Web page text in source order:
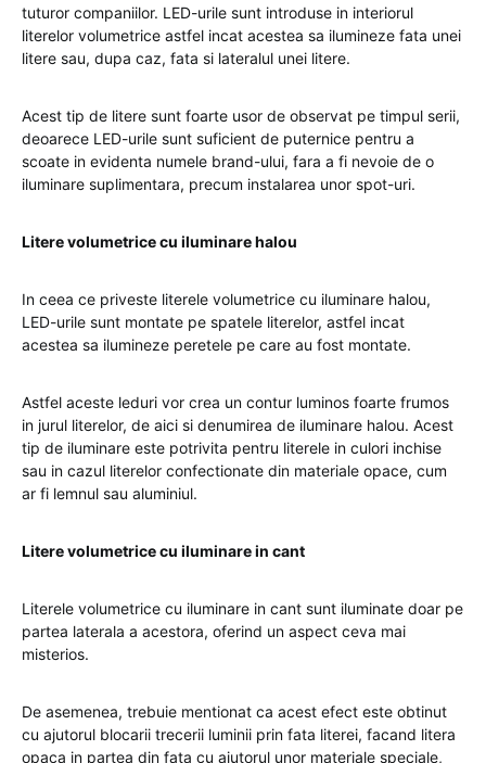
tuturor companiilor. LED-urile sunt introduse in interiorul
literelor volumetrice astfel incat acestea sa ilumineze fata unei
litere sau, dupa caz, fata si lateralul unei litere.
Acest tip de litere sunt foarte usor de observat pe timpul serii,
deoarece LED-urile sunt suficient de puternice pentru a
scoate in evidenta numele brand-ului, fara a fi nevoie de o
iluminare suplimentara, precum instalarea unor spot-uri.
Litere volumetrice cu iluminare halou
In ceea ce priveste literele volumetrice cu iluminare halou,
LED-urile sunt montate pe spatele literelor, astfel incat
acestea sa ilumineze peretele pe care au fost montate.
Astfel aceste leduri vor crea un contur luminos foarte frumos
in jurul literelor, de aici si denumirea de iluminare halou. Acest
tip de iluminare este potrivita pentru literele in culori inchise
sau in cazul literelor confectionate din materiale opace, cum
ar fi lemnul sau aluminiul.
Litere volumetrice cu iluminare in cant
Literele volumetrice cu iluminare in cant sunt iluminate doar pe
partea laterala a acestora, oferind un aspect ceva mai
misterios.
De asemenea, trebuie mentionat ca acest efect este obtinut
cu ajutorul blocarii trecerii luminii prin fata literei, facand litera
opaca in partea din fata cu ajutorul unor materiale speciale,